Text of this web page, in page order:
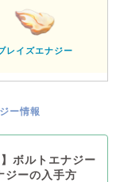
レイズエナジー
ー情報
ボルトエナジー
ジーの入手方